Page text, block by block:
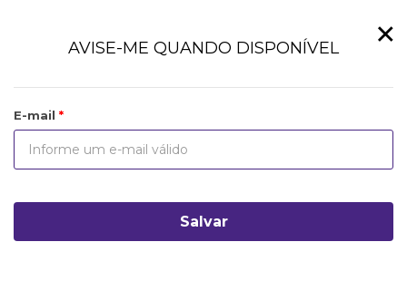
×
AVISE-ME QUANDO DISPONÍVEL
E-mail
Salvar